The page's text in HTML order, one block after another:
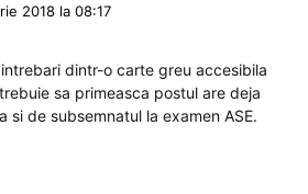
2018 la 08:17
dintr-o carte greu accesibila
sa primeasca postul are deja
si de subsemnatul la examen ASE.